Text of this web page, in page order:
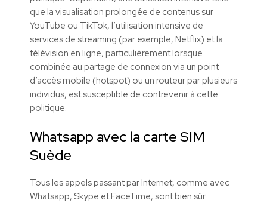
que la visualisation prolongée de contenus sur
YouTube ou TikTok, l’utilisation intensive de
services de streaming (par exemple, Netflix) et la
télévision en ligne, particulièrement lorsque
combinée au partage de connexion via un point
d’accès mobile (hotspot) ou un routeur par plusieurs
individus, est susceptible de contrevenir à cette
politique.
Whatsapp avec la carte SIM
Suède
Tous les appels passant par Internet, comme avec
Whatsapp, Skype et FaceTime, sont bien sûr